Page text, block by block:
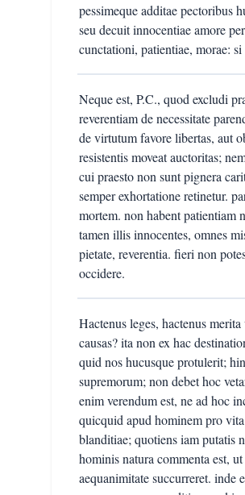
pessimeque additae pectoribus
seu decuit innocentiae amore
cunctationi, patientiae, morae:
Neque est, P.C., quod excludi
reverentiam de necessitate
de virtutum favore libertas, aut
resistentis moveat auctoritas;
cui praesto non sunt pignera
semper exhortatione retinetur.
mortem. non habent patientiam
tamen illis innocentes, omnes
pietate, reverentia. fieri non
occidere.
Hactenus leges, hactenus
causas? ita non ex hac
quid nos hucusque protulerit;
supremorum; non debet hoc
enim verendum est, ne ad hoc
quicquid apud hominem pro
blanditiae; quotiens iam putatis
hominis natura commenta est,
aequanimitate succurreret. inde